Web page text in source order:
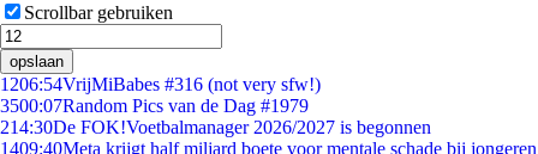
Scrollbar gebruiken
opslaan
1206:54VrijMiBabes #316 (not very sfw!)
3500:07Random Pics van de Dag #1979
214:30De FOK!Voetbalmanager 2026/2027 is begonnen
1409:40Meta krijgt half miljard boete voor mentale schade bij jongeren